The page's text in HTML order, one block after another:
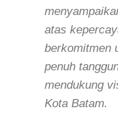
atas
berkomitmen
penuh
mendukung
Kota Batam.